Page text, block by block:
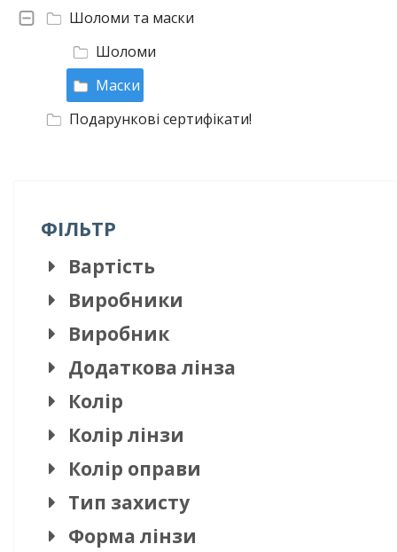
Подарункові сертифікати!
Шоломи та маски
Шоломи
Маски
ФІЛЬТР
Вартість
Виробники
Виробник
Додаткова лінза
Колір
Колір лінзи
Колір оправи
Тип захисту
Форма лінзи